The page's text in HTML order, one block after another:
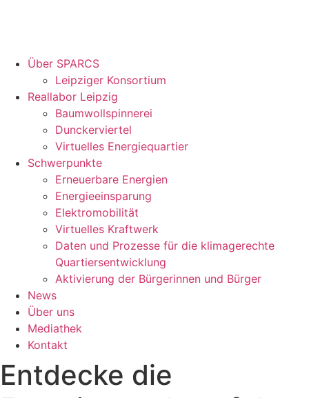
Über SPARCS
Leipziger Konsortium
Reallabor Leipzig
Baumwollspinnerei
Dunckerviertel
Virtuelles Energiequartier
Schwerpunkte
Erneuerbare Energien
Energieeinsparung
Elektromobilität
Virtuelles Kraftwerk
Daten und Prozesse für die klimagerechte
Quartiersentwicklung
Aktivierung der Bürgerinnen und Bürger
News
Über uns
Mediathek
Kontakt
Entdecke die